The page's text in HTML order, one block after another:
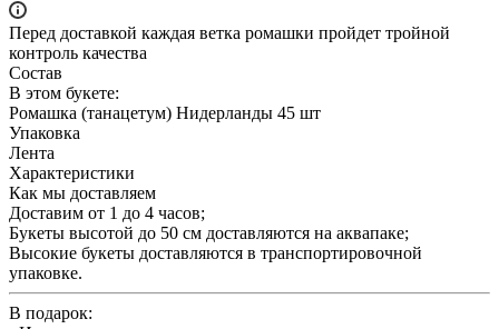
Перед доставкой каждая ветка ромашки пройдет тройной
контроль качества
Состав
В этом букете:
Ромашка (танацетум) Нидерланды 45 шт
Упаковка
Лента
Характеристики
Как мы доставляем
Доставим от 1 до 4 часов;
Букеты высотой до 50 см доставляются на аквапаке;
Высокие букеты доставляются в транспортировочной
упаковке.
В подарок: